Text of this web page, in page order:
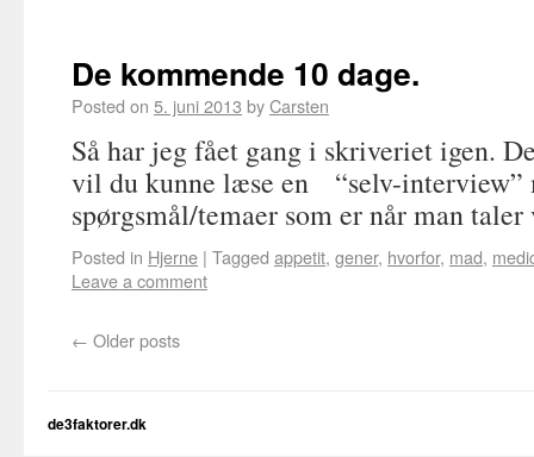
De kommende 10 dage.
Posted on 5. juni 2013 byCarsten
Så har jeg fået gang i skriveriet igen.
vil du kunne læse en “selv-interview”
spørgsmål/temaer som er når man
Posted in Hjerne | Tagged appetit, gener, hvorfor, mad,
Leave a comment
← Older posts
de3faktorer.dk